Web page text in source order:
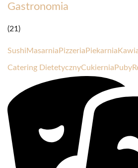
Gastronomia
(21)
Sushi Masarnia Pizzeria Piekarnia
Catering DietetycznyCukiernia Puby